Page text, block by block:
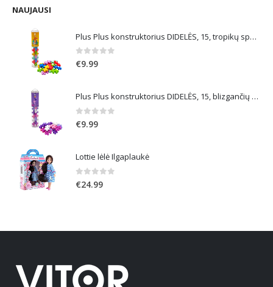
NAUJAUSI
Plus Plus konstruktorius DIDELĖS, 15, tropikų spalvos
0out of 5
€9.99
Plus Plus konstruktorius DIDELĖS, 15, blizgančių spalvų
0out of 5
€9.99
Lottie lėlė Ilgaplaukė
0 out of 5
€24.99